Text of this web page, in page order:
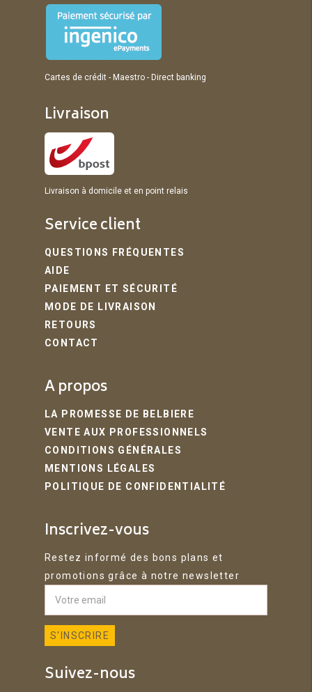
Cartes de crédit - Maestro - Direct banking
Livraison
Livraison à domicile et en point relais
Service client
QUESTIONS FRÉQUENTES
AIDE
PAIEMENT ET SÉCURITÉ
MODE DE LIVRAISON
RETOURS
CONTACT
A propos
LA PROMESSE DE BELBIERE
VENTE AUX PROFESSIONNELS
CONDITIONS GÉNÉRALES
MENTIONS LÉGALES
POLITIQUE DE CONFIDENTIALITÉ
Inscrivez-vous
Restez informé des bons plans et
promotions grâce à notre newsletter
Suivez-nous